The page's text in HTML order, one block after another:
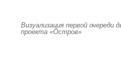
Визуализация первой очереди
проекта «Остров»